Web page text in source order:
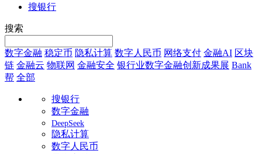
搜银行
搜索
数字金融 稳定币 隐私计算 数字人民币 网络支付 金融AI 区块
链 金融云 物联网 金融安全 银行业数字金融创新成果展 Bank
帮 全部
搜银行
数字金融
DeepSeek
隐私计算
数字人民币